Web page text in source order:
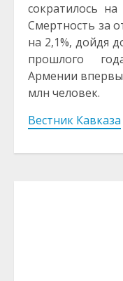
сократилось
Смертность за
на 2,1%, дойдя
прошлого
Армении
млн человек.
Вестник Кавказа